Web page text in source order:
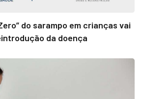
do sarampo em crianças vai
da doença